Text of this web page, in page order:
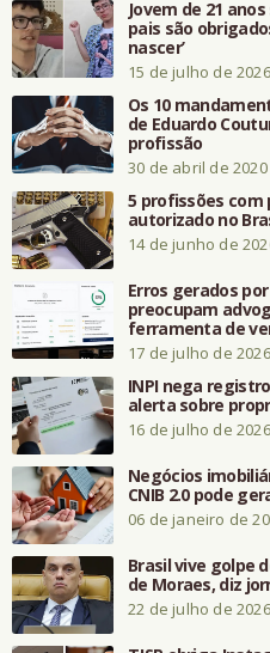
Jovem de 21
pais são
nascer’
15 de julho de 2026
Os 10
de Eduardo
profissão
30 de abril de 2020
5 profissões
autorizado no
14 de junho de
Erros gerados
preocupam
ferramenta de
17 de julho de 2026
INPI nega
alerta sobre
16 de julho de 2026
Negócios
CNIB 2.0 pode
06 de janeiro de
Brasil vive golpe
de Moraes, diz
22 de julho de 2026